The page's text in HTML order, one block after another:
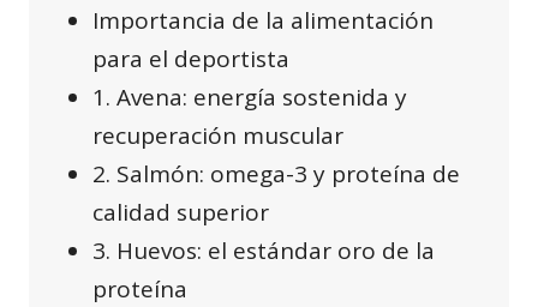
Importancia de la alimentación
para el deportista
1. Avena: energía sostenida y
recuperación muscular
2. Salmón: omega-3 y proteína de
calidad superior
3. Huevos: el estándar oro de la
proteína